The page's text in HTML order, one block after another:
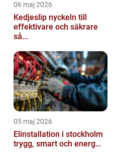
06 maj 2026
Kedjeslip nyckeln till
effektivare och säkrare
så...
05 maj 2026
Elinstallation i stockholm
trygg, smart och energ...